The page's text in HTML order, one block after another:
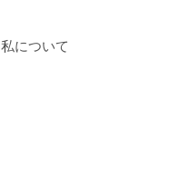
私について